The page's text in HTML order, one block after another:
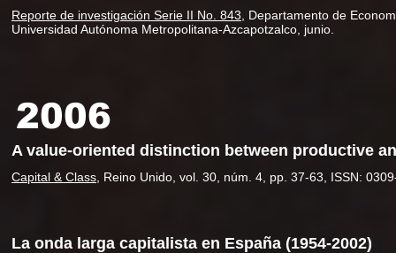
Reporte de investigación Serie II No. 843, Departamento de
Universidad Autónoma Metropolitana-Azcapotzalco, junio.
2006
A value-oriented distinction between productive
Capital & Class , Reino Unido, vol. 30, núm. 4, pp. 37-63, ISSN:
La onda larga capitalista en España (1954-2002)